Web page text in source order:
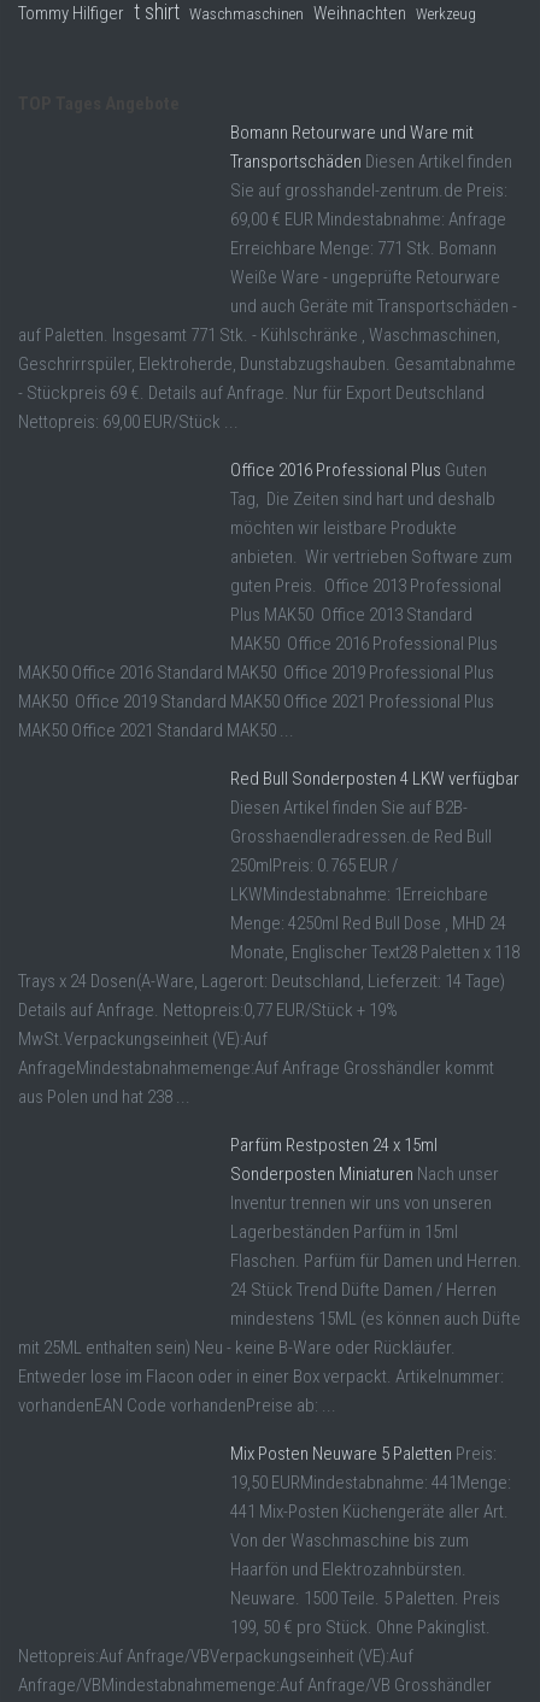
Tommy Hilfiger t shirt Waschmaschinen Weihnachten Werkzeug
Bomann Retourware und Ware mit
Transportschäden Diesen Artikel finden
Sie auf grosshandel-zentrum.de Preis:
69,00 € EUR Mindestabnahme: Anfrage
Erreichbare Menge: 771 Stk. Bomann
Weiße Ware - ungeprüfte Retourware
und auch Geräte mit Transportschäden -
auf Paletten. Insgesamt 771 Stk. - Kühlschränke , Waschmaschinen,
Geschrirrspüler, Elektroherde, Dunstabzugshauben. Gesamtabnahme
- Stückpreis 69 €. Details auf Anfrage. Nur für Export Deutschland
Nettopreis: 69,00 EUR/Stück ...
Office 2016 Professional Plus Guten
Tag, Die Zeiten sind hart und deshalb
möchten wir leistbare Produkte
anbieten. Wir vertrieben Software zum
guten Preis. Office 2013 Professional
Plus MAK50 Office 2013 Standard
MAK50 Office 2016 Professional Plus
MAK50 Office 2016 Standard MAK50 Office 2019 Professional Plus
MAK50 Office 2019 Standard MAK50 Office 2021 Professional Plus
MAK50 Office 2021 Standard MAK50 ...
Red Bull Sonderposten 4 LKW verfügbar
Diesen Artikel finden Sie auf B2B-
Grosshaendleradressen.de Red Bull
250mlPreis: 0.765 EUR /
LKWMindestabnahme: 1Erreichbare
Menge: 4250ml Red Bull Dose , MHD 24
Monate, Englischer Text28 Paletten x 118
Trays x 24 Dosen(A-Ware, Lagerort: Deutschland, Lieferzeit: 14 Tage)
Details auf Anfrage. Nettopreis:0,77 EUR/Stück + 19%
MwSt.Verpackungseinheit (VE):Auf
AnfrageMindestabnahmemenge:Auf Anfrage Grosshändler kommt
aus Polen und hat 238 ...
Parfüm Restposten 24 x 15ml
Sonderposten Miniaturen Nach unser
Inventur trennen wir uns von unseren
Lagerbeständen Parfüm in 15ml
Flaschen. Parfüm für Damen und Herren.
24 Stück Trend Düfte Damen / Herren
mindestens 15ML (es können auch Düfte
mit 25ML enthalten sein) Neu - keine B-Ware oder Rückläufer.
Entweder lose im Flacon oder in einer Box verpackt. Artikelnummer:
vorhandenEAN Code vorhandenPreise ab: ...
Mix Posten Neuware 5 Paletten Preis:
19,50 EURMindestabnahme: 441Menge:
441 Mix-Posten Küchengeräte aller Art.
Von der Waschmaschine bis zum
Haarfön und Elektrozahnbürsten.
Neuware. 1500 Teile. 5 Paletten. Preis
199, 50 € pro Stück. Ohne Pakinglist.
Nettopreis:Auf Anfrage/VBVerpackungseinheit (VE):Auf
Anfrage/VBMindestabnahmemenge:Auf Anfrage/VB Grosshändler